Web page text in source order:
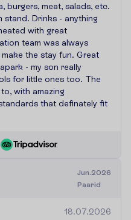
burgers, meat, salads, etc.
stand. Drinks - anything
with great
team was always
the stay fun. Great
- my son really
for little ones too. The
with amazing
that definately fit
Jun.2026
Paarid
18.07.2026